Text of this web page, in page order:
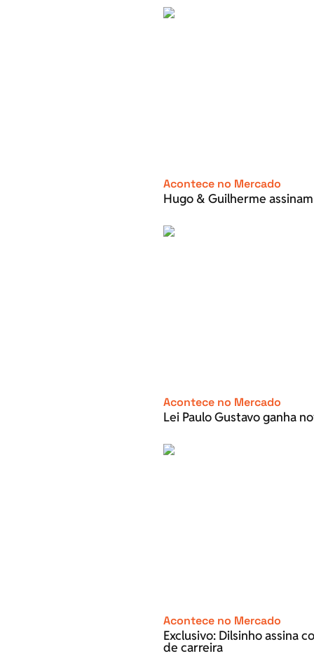
Acontece no Mercado
Hugo & Guilherme
Acontece no Mercado
Lei Paulo Gustavo ganha
Acontece no Mercado
Exclusivo: Dilsinho assina
de carreira